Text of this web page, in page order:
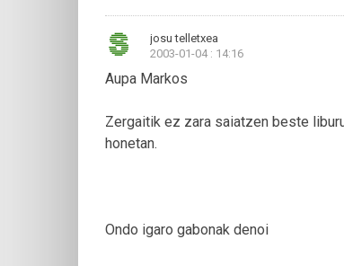
josu telletxea
2003-01-04 : 14:16
Aupa Markos
Zergaitik ez zara saiatzen beste
honetan.
Ondo igaro gabonak denoi